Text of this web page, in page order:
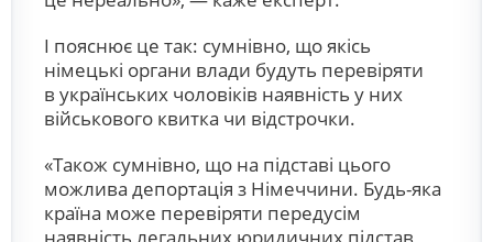
І пояснює це так: сумнівно, що якісь
німецькі органи влади будуть перевіряти
в українських чоловіків наявність у них
військового квитка чи відстрочки.
«Також сумнівно, що на підставі цього
можлива депортація з Німеччини. Будь-яка
країна може перевіряти передусім